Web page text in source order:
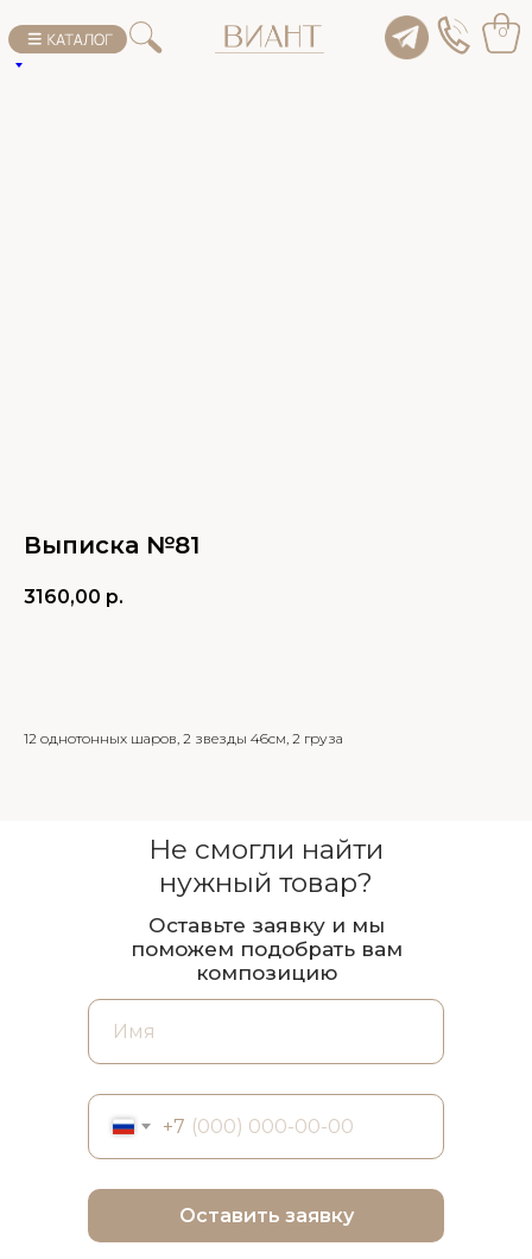
0
Выписка №81
3160,00 р.
12 однотонных шаров, 2 звезды 46см, 2 груза
+7
Оставить заявку
Не смогли найти
нужный товар?
Оставьте заявку и мы
поможем подобрать вам
композицию